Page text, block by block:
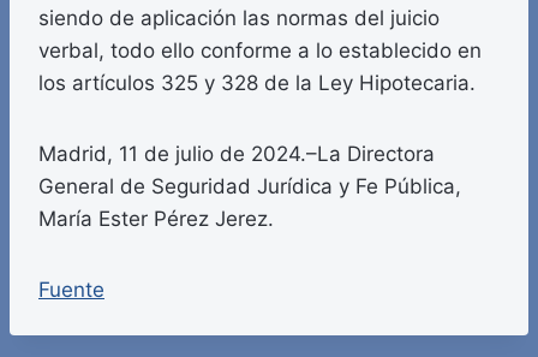
siendo de aplicación las normas del juicio
verbal, todo ello conforme a lo establecido en
los artículos 325 y 328 de la Ley Hipotecaria.
Madrid, 11 de julio de 2024.–La Directora
General de Seguridad Jurídica y Fe Pública,
María Ester Pérez Jerez.
Fuente